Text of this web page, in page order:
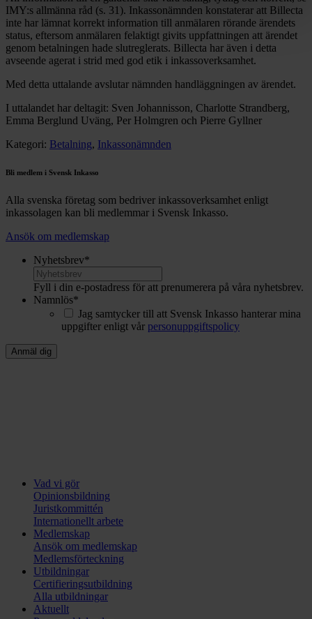
IMY:s allmänna råd (s. 31). Inkassonämnden konstaterar att Billecta
inte har lämnat korrekt information till anmälaren rörande ärendets
status, eftersom anmälaren felaktigt givits uppfattningen att ärendet
genom betalningen hade slutreglerats. Billecta har även i detta
avseende agerat i strid med god etik i inkassoverksamhet.
Med detta uttalande avslutar nämnden handläggningen av ärendet.
I uttalandet har deltagit: Sven Johannisson, Charlotte Strandberg,
Emma Berglund Uväng, Per Holmgren och Pierre Gyllner
Kategori: Betalning, Inkassonämnden
Bli medlem i Svensk Inkasso
Alla svenska företag som bedriver inkassoverksamhet enligt
inkassolagen kan bli medlemmar i Svensk Inkasso.
Ansök om medlemskap
Nyhetsbrev*
Fyll i din e-postadress för att prenumerera på våra nyhetsbrev.
Namnlös*
Jag samtycker till att Svensk Inkasso hanterar mina
uppgifter enligt vår personuppgiftspolicy
Vad vi gör
Opinionsbildning
Juristkommittén
Internationellt arbete
Medlemskap
Ansök om medlemskap
Medlemsförteckning
Utbildningar
Certifieringsutbildning
Alla utbildningar
Aktuellt